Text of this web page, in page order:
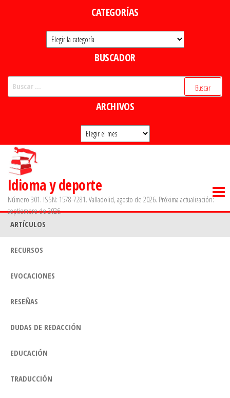
CATEGORÍAS
Categorías
BUSCADOR
ARCHIVOS
Archivos
Idioma y deporte
Número 301. ISSN: 1578-7281. Valladolid, agosto de 2026. Próxima actualización:
septiembre de 2026.
ARTÍCULOS
RECURSOS
EVOCACIONES
RESEÑAS
DUDAS DE REDACCIÓN
EDUCACIÓN
TRADUCCIÓN